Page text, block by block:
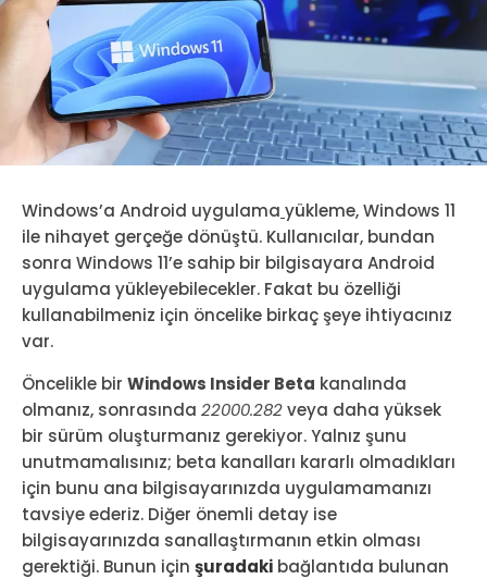
Windows’a Android uygulama yükleme, Windows 11
ile nihayet gerçeğe dönüştü. Kullanıcılar, bundan
sonra Windows 11’e sahip bir bilgisayara Android
uygulama yükleyebilecekler. Fakat bu özelliği
kullanabilmeniz için öncelike birkaç şeye ihtiyacınız
var.
Öncelikle bir Windows Insider Beta kanalında
olmanız, sonrasında 22000.282veya daha yüksek
bir sürüm oluşturmanız gerekiyor. Yalnız şunu
unutmamalısınız; beta kanalları kararlı olmadıkları
için bunu ana bilgisayarınızda uygulamamanızı
tavsiye ederiz. Diğer önemli detay ise
bilgisayarınızda sanallaştırmanın etkin olması
gerektiği. Bunun için şuradaki bağlantıda bulunan